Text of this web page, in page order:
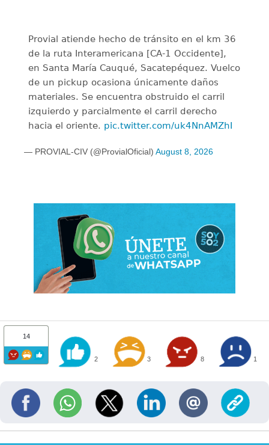
Provial atiende hecho de tránsito en el km 36
de la ruta Interamericana [CA-1 Occidente],
en Santa María Cauqué, Sacatepéquez. Vuelco
de un pickup ocasiona únicamente daños
materiales. Se encuentra obstruido el carril
izquierdo y parcialmente el carril derecho
hacia el oriente. pic.twitter.com/uk4NnAMZhI
— PROVIAL-CIV (@ProvialOficial) August 8, 2026
14
2 3 8 1